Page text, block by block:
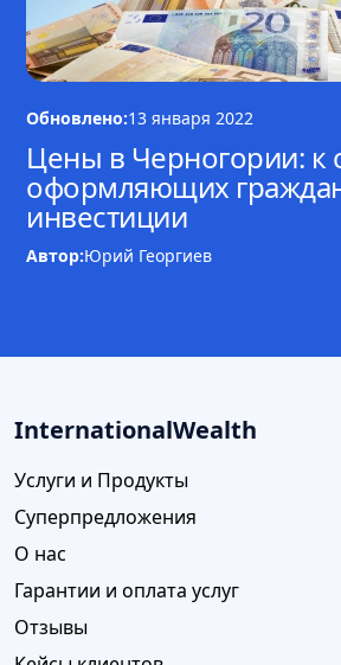
Обновлено:13 января 2022
Цены в Черногории: к
оформляющих
инвестиции
Автор:Юрий Георгиев
InternationalWealth
Услуги и Продукты
Суперпредложения
О нас
Гарантии и оплата услуг
Отзывы